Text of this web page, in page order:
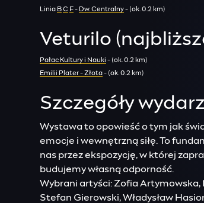
Linia BC F- Dw. Centralny- (ok. 0.2 km)
Veturilo
Pałac Kultury i Nauki - (ok. 0.2 km)
Emilii Plater - Złota- (ok. 0.2 km)
Szczegóły
Wystawa to opowieść o tym jak
emocje i wewnętrzną siłę. To
nas przez ekspozycję, w której
budujemy własną odporność.
Wybrani artyści: Zofia Artymowska,
Stefan Gierowski, Władysław